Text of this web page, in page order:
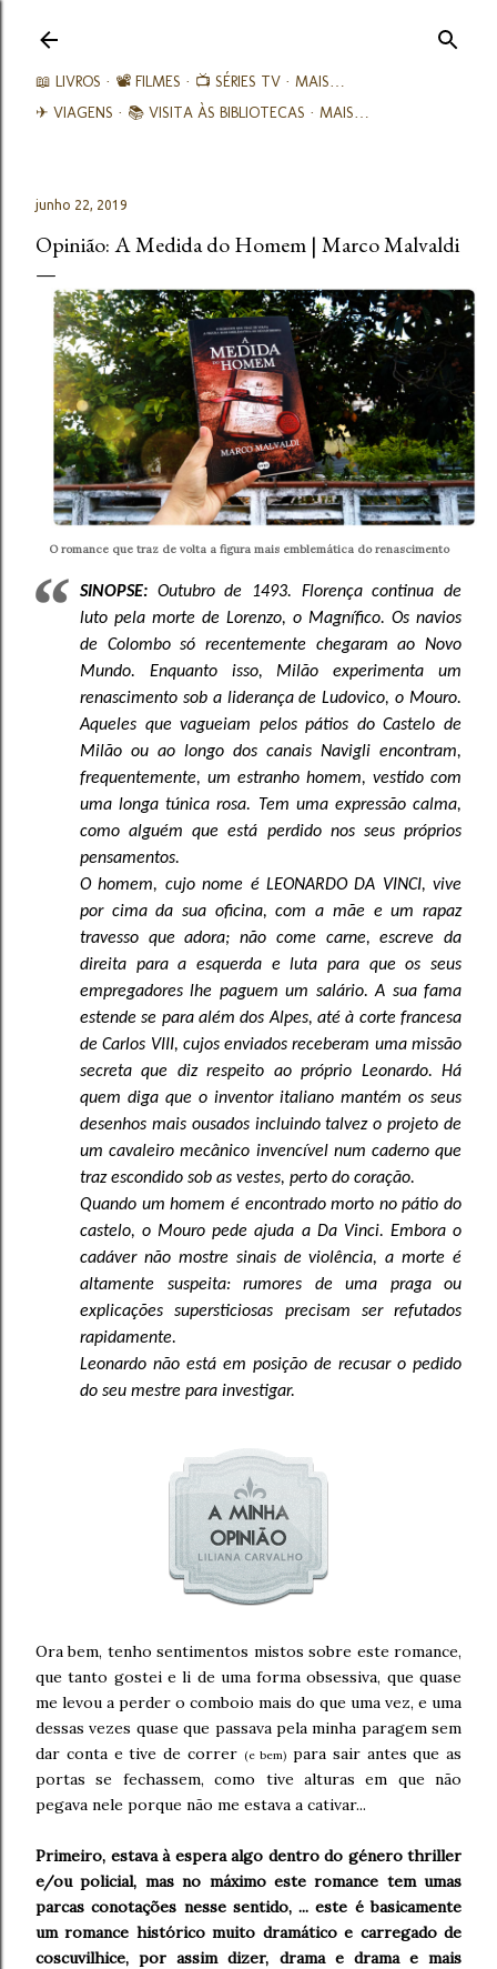
📖 LIVROS 📽️ FILMES 📺 SÉRIES TV
MAIS…
✈ VIAGENS
📚︎ VISITA ÀS BIBLIOTECAS MAIS…
junho 22, 2019
Opinião: A Medida do Homem | Marco Malvaldi
O romance que traz de volta a figura mais emblemática do renascimento
SINOPSE: Outubro de 1493. Florença continua de
luto pela morte de Lorenzo, o Magnífico. Os navios
de Colombo só recentemente chegaram ao Novo
Mundo. Enquanto isso, Milão experimenta um
renascimento sob a liderança de Ludovico, o Mouro.
Aqueles que vagueiam pelos pátios do Castelo de
Milão ou ao longo dos canais Navigli encontram,
frequentemente, um estranho homem, vestido com
uma longa túnica rosa. Tem uma expressão calma,
como alguém que está perdido nos seus próprios
pensamentos.
O homem, cujo nome é LEONARDO DA VINCI, vive
por cima da sua oficina, com a mãe e um rapaz
travesso que adora; não come carne, escreve da
direita para a esquerda e luta para que os seus
empregadores lhe paguem um salário. A sua fama
estende se para além dos Alpes, até à corte francesa
de Carlos VIII, cujos enviados receberam uma missão
secreta que diz respeito ao próprio Leonardo. Há
quem diga que o inventor italiano mantém os seus
desenhos mais ousados incluindo talvez o projeto de
um cavaleiro mecânico invencível num caderno que
traz escondido sob as vestes, perto do coração.
Quando um homem é encontrado morto no pátio do
castelo, o Mouro pede ajuda a Da Vinci. Embora o
cadáver não mostre sinais de violência, a morte é
altamente suspeita: rumores de uma praga ou
explicações supersticiosas precisam ser refutados
rapidamente.
Leonardo não está em posição de recusar o pedido
do seu mestre para investigar.
Ora bem, tenho sentimentos mistos sobre este romance,
que tanto gostei e li de uma forma obsessiva, que quase
me levou a perder o comboio mais do que uma vez, e uma
dessas vezes quase que passava pela minha paragem sem
dar conta e tive de correr (e bem) para sair antes que as
portas se fechassem, como tive alturas em que não
pegava nele porque não me estava a cativar...
Primeiro, estava à espera algo dentro do género thriller
e/ou policial, mas no máximo este romance tem umas
parcas conotações nesse sentido, ... este é basicamente
um romance histórico muito dramático e carregado de
coscuvilhice, por assim dizer, drama e drama e mais